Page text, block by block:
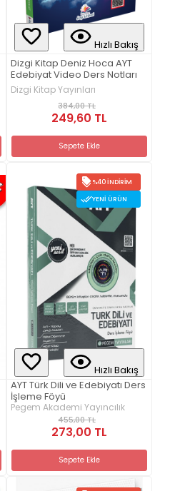
Hızlı Bakış
Dizgi Kitap Deniz Hoca AYT
Edebiyat Video Ders Notları
Dizgi Kitap Yayınları
384,00 TL
249,60 TL
Sepete Ekle
%40 İNDIRIM
YENI ÜRÜN
Hızlı Bakış
AYT Türk Dili ve Edebiyatı Ders
İşleme Föyü
Pegem Akademi Yayıncılık
455,00 TL
273,00 TL
Sepete Ekle